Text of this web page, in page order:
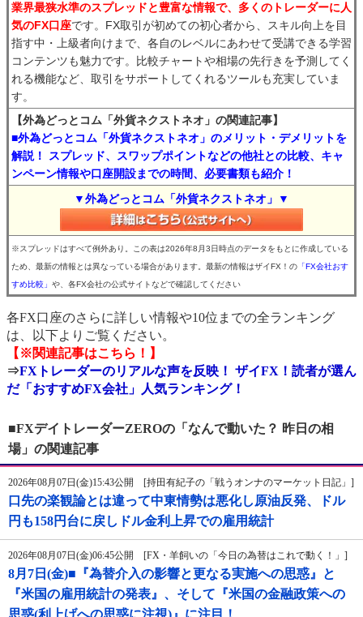
業界最狭水準のスプレッドと豊富な情報で、多くのトレーダーに人
気のFX口座です。FX取引が初めての初心者から、スキル向上を目
指す中・上級者向けまで、各自のレベルにあわせて受講できる学習
コンテンツも魅力です。比較チャートや相場の先行きを予測してく
れる機能など、取引をサポートしてくれるツールも充実していま
す。
【外為どっとコム「外貨ネクストネオ」の関連記事】
■外為どっとコム「外貨ネクストネオ」のメリット・デメリットを
解説！ スプレッド、スワップポイントなどの他社との比較、キャ
ンペーン情報や口座開設までの時間、必要書類も紹介！
▼外為どっとコム「外貨ネクストネオ」▼
※スプレッドはすべて例外あり。この表は2026年8月3日時点のデータをもとに作成している
ため、最新の情報とは異なっている場合があります。最新の情報はザイFX！の 「FX会社おす
すめ比較」 や、各FX会社の公式サイトなどで確認してください
各FX口座のさらに詳しい情報や10位までの全ランキング
は、以下よりご覧ください。
【※関連記事はこちら！】
⇒FXトレーダーのリアルな声を反映！ ザイFX！読者が選ん
だ「おすすめFX会社」人気ランキング！
■FXデイトレーダーZEROの「なんで動いた？ 昨日の相
場」の関連記事
2026年08月07日(金)15:43公開 [持田有紀子の「戦うオンナのマーケット日記」]
口先の楽観論とは違って中東情勢は悪化し原油反発、ドル
円も158円台に戻しドル金利上昇での雇用統計
2026年08月07日(金)06:45公開 [FX・羊飼いの「今日の為替はこれで動く！」]
8月7日(金)■『為替介入の影響と更なる実施への思惑』と
『米国の雇用統計の発表』、そして『米国の金融政策への
思惑(利上げへの思惑に注視)』に注目！